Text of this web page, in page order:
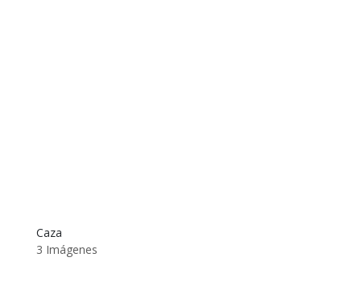
Caza
3 Imágenes